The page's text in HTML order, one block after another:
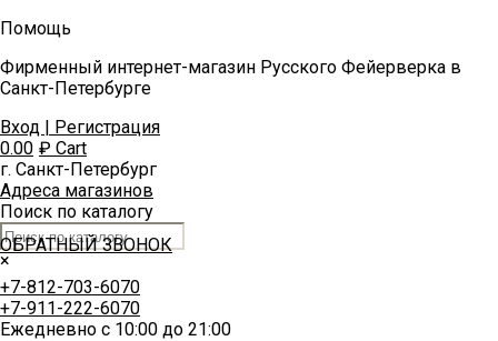
Помощь
Фирменный интернет-магазин Русского Фейерверка в
Санкт-Петербурге
Вход | Регистрация
0.00 ₽ Cart
г. Санкт-Петербург
Адреса магазинов
Поиск по каталогу
×
ОБРАТНЫЙ ЗВОНОК
+7-812-703-6070
+7-911-222-6070
Ежедневно с 10:00 до 21:00